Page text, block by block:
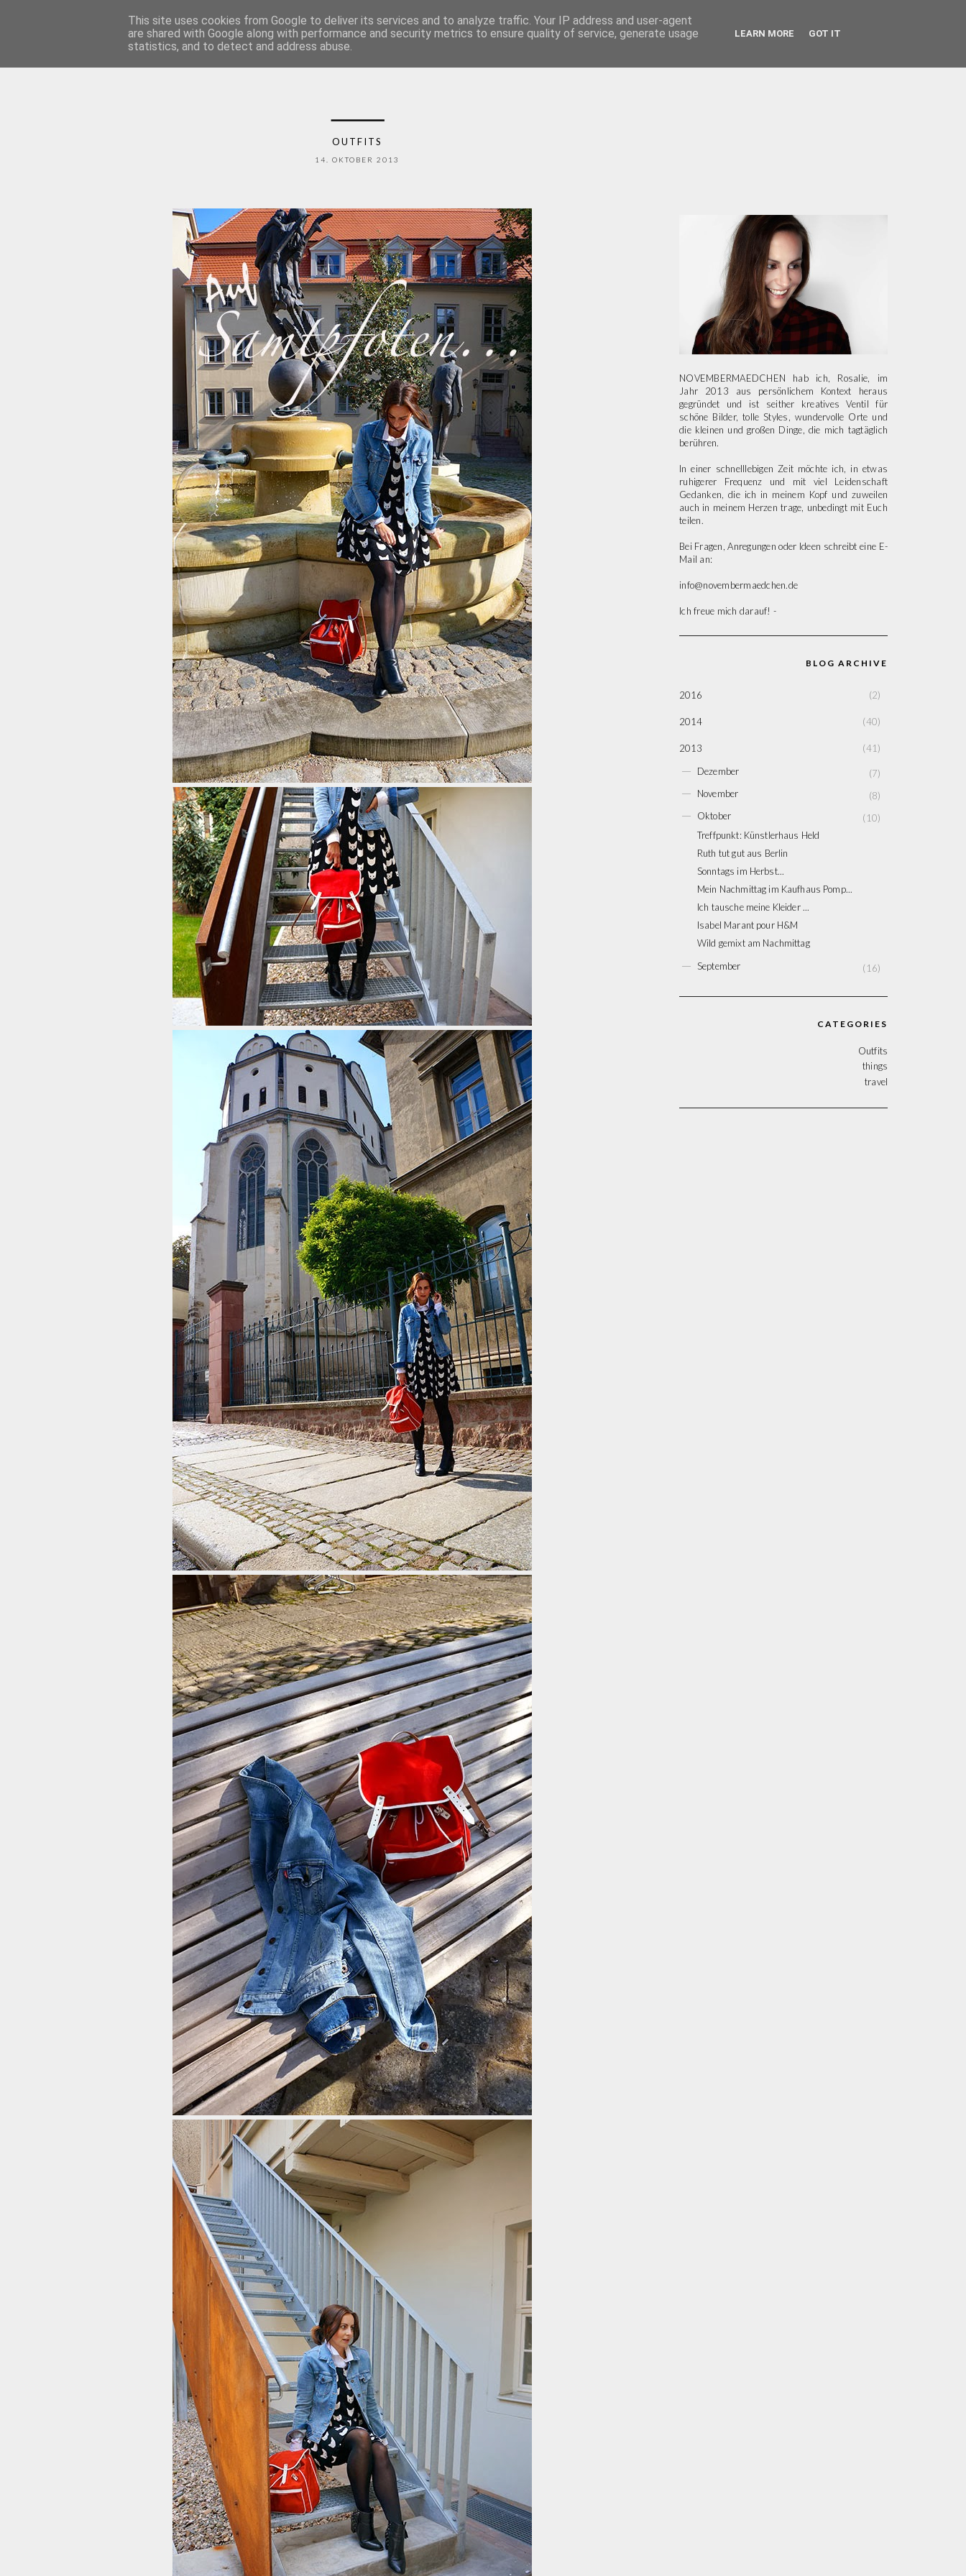
NOVEMBERMÄDCHEN
OUTFITS
14. OKTOBER 2013
NOVEMBERMAEDCHEN hab ich, Rosalie, im
Jahr 2013 aus persönlichem Kontext heraus
gegründet und ist seither kreatives Ventil für
schöne Bilder, tolle Styles, wundervolle Orte und
die kleinen und großen Dinge, die mich tagtäglich
berühren.
In einer schnelllebigen Zeit möchte ich, in etwas
ruhigerer Frequenz und mit viel Leidenschaft
Gedanken, die ich in meinem Kopf und zuweilen
auch in meinem Herzen trage, unbedingt mit Euch
teilen.
Bei Fragen, Anregungen oder Ideen schreibt eine E-
Mail an:
info@novembermaedchen.de
Ich freue mich darauf! -
BLOG ARCHIVE
2016 (2)
2014 (40)
2013 (41)
Dezember (7)
November (8)
Oktober
(10)
Treffpunkt: Künstlerhaus Held
Ruth tut gut aus Berlin
Sonntags im Herbst...
Mein Nachmittag im Kaufhaus Pomp...
Ich tausche meine Kleider ...
Isabel Marant pour H&M
Wild gemixt am Nachmittag
September (16)
CATEGORIES
Outfits
things
travel
This site uses cookies from Google to deliver its services and to analyze traffic. Your IP address and user-agent
are shared with Google along with performance and security metrics to ensure quality of service, generate usage
statistics, and to detect and address abuse.
LEARN MORE GOT IT